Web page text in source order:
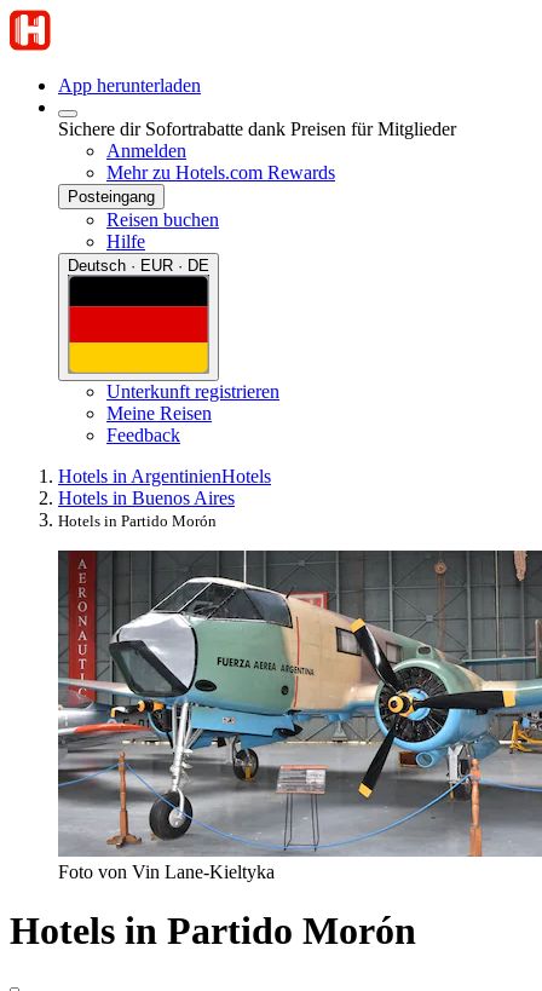
App herunterladen
Sichere dir Sofortrabatte dank Preisen für Mitglieder
Anmelden
Mehr zu Hotels.com Rewards
Posteingang
Reisen buchen
Hilfe
Deutsch · EUR · DE
Unterkunft registrieren
Meine Reisen
Feedback
Hotels in ArgentinienHotels
Hotels in Buenos Aires
Hotels in Partido Morón
Foto von Vin Lane-Kieltyka
Hotels in Partido Morón